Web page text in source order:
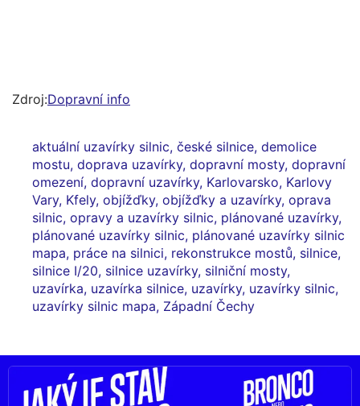
Zdroj:Dopravní info
aktuální uzavírky silnic, české silnice, demolice
mostu, doprava uzavírky, dopravní mosty, dopravní
omezení, dopravní uzavírky, Karlovarsko, Karlovy
Vary, Kfely, objížďky, objížďky a uzavírky, oprava
silnic, opravy a uzavírky silnic, plánované uzavírky,
plánované uzavírky silnic, plánované uzavírky silnic
mapa, práce na silnici, rekonstrukce mostů, silnice,
silnice I/20, silnice uzavírky, silniční mosty,
uzavírka, uzavírka silnice, uzavírky, uzavírky silnic,
uzavírky silnic mapa, Západní Čechy